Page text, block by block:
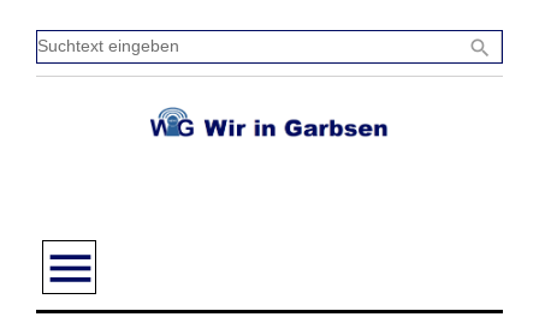
Inhalt
springen
search
menu